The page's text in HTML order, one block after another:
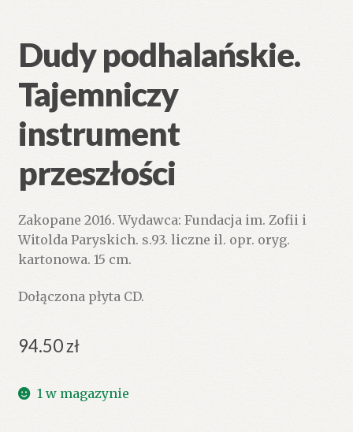
Dudy podhalańskie.
Tajemniczy
instrument
przeszłości
Zakopane 2016. Wydawca: Fundacja im. Zofii i
Witolda Paryskich. s.93. liczne il. opr. oryg.
kartonowa. 15 cm.
Dołączona płyta CD.
94.50zł
1 w magazynie